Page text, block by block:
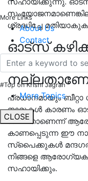
More Links
About Us
Contact
#Top on Krishi Jagran
More Topics
CLOSE
ശ്രദ്ധിച്ചേ
ഓട്‌സ്
പ്രധാനമായും
നാരുകൾ കാരണം
നല്ലതാണെന്ന്
കാണപ്പെടുന്ന ഈ
സ്‌പൈക്കുകൾ
നിങ്ങളെ
സഹായിക്കും.